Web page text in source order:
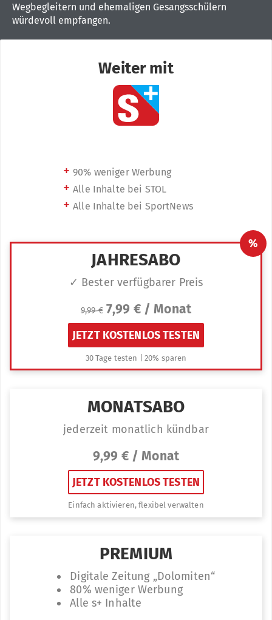
Wegbegleitern und ehemaligen Gesangsschülern
würdevoll empfangen.